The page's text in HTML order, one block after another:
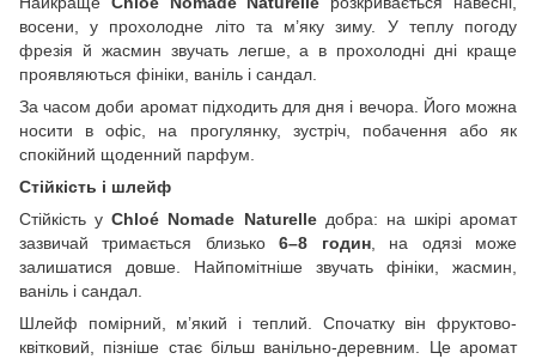
восени, у прохолодне літо та м’яку зиму. У теплу погоду
фрезія й жасмин звучать легше, а в прохолодні дні краще
проявляються фініки, ваніль і сандал.
За часом доби аромат підходить для дня і вечора. Його можна
носити в офіс, на прогулянку, зустріч, побачення або як
спокійний щоденний парфум.
Стійкість і шлейф
Стійкість уChloé Nomade Naturelleдобра: на шкірі аромат
зазвичай тримається близько6–8 годин, на одязі може
залишатися довше. Найпомітніше звучать фініки, жасмин,
ваніль і сандал.
Шлейф помірний, м’який і теплий. Спочатку він фруктово-
квітковий, пізніше стає більш ванільно-деревним. Це аромат